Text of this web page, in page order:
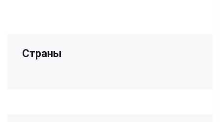
Страны